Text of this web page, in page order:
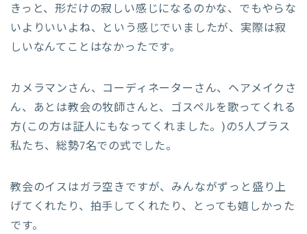
きっと、形だけの寂しい感じになるのかな、でもやらな
いよりいいよね、という感じでいましたが、実際は寂
しいなんてことはなかったです。
カメラマンさん、コーディネーターさん、ヘアメイクさ
ん、あとは教会の牧師さんと、ゴスペルを歌ってくれる
方(この方は証人にもなってくれました。)の5人プラス
私たち、総勢7名での式でした。
教会のイスはガラ空きですが、みんながずっと盛り上
げてくれたり、拍手してくれたり、とっても嬉しかった
です。